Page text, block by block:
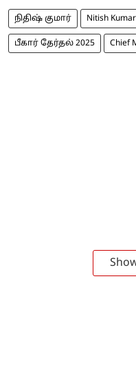
நிதிஷ் குமார் Nitish Kumar
பீகார் தேர்தல் 2025 Chief